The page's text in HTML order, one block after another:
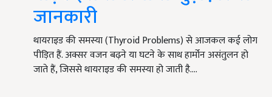
जानकारी
थायराइड की समस्या (Thyroid Problems) से आजकल कई लोग
पीड़ित हैं. अक्सर वजन बढ़ने या घटने के साथ हार्मोन असंतुलन हो
जाते हैं, जिससे थायराइड की समस्या हो जाती है.…